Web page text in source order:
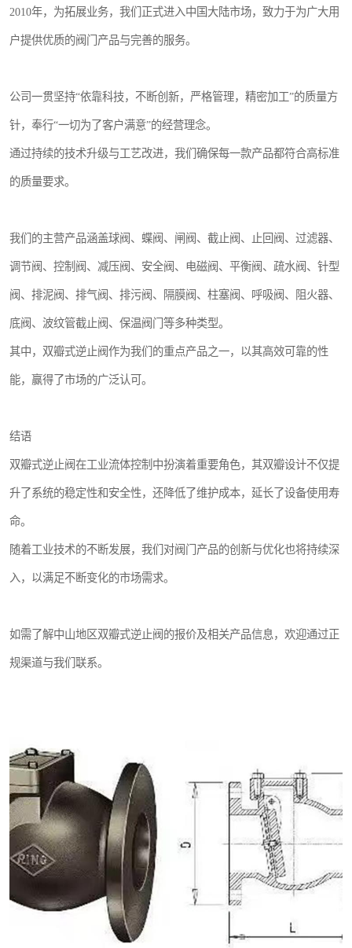
2010年，为拓展业务，我们正式进入中国大陆市场，致力于为广大用
户提供优质的阀门产品与完善的服务。
公司一贯坚持“依靠科技，不断创新，严格管理，精密加工”的质量方
针，奉行“一切为了客户满意”的经营理念。
通过持续的技术升级与工艺改进，我们确保每一款产品都符合高标准
的质量要求。
我们的主营产品涵盖球阀、蝶阀、闸阀、截止阀、止回阀、过滤器、
调节阀、控制阀、减压阀、安全阀、电磁阀、平衡阀、疏水阀、针型
阀、排泥阀、排气阀、排污阀、隔膜阀、柱塞阀、呼吸阀、阻火器、
底阀、波纹管截止阀、保温阀门等多种类型。
其中，双瓣式逆止阀作为我们的重点产品之一，以其高效可靠的性
能，赢得了市场的广泛认可。
结语
双瓣式逆止阀在工业流体控制中扮演着重要角色，其双瓣设计不仅提
升了系统的稳定性和安全性，还降低了维护成本，延长了设备使用寿
命。
随着工业技术的不断发展，我们对阀门产品的创新与优化也将持续深
入，以满足不断变化的市场需求。
如需了解中山地区双瓣式逆止阀的报价及相关产品信息，欢迎通过正
规渠道与我们联系。